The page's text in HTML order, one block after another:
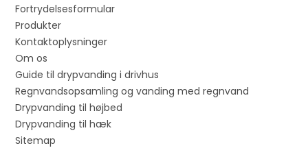
Fortrydelsesformular
Produkter
Kontaktoplysninger
Om os
Guide til drypvanding i drivhus
Regnvandsopsamling og vanding med regnvand
Drypvanding til højbed
Drypvanding til hæk
Sitemap